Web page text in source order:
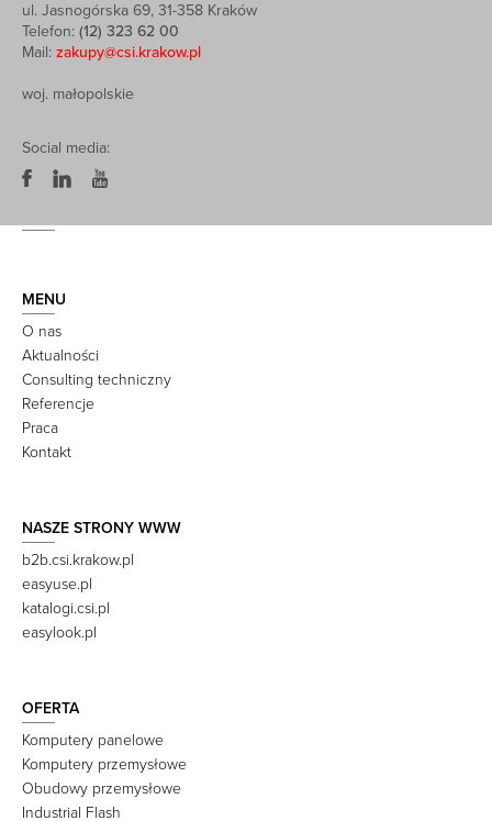
ul. Jasnogórska 69, 31-358 Kraków
Telefon: (12) 323 62 00
Mail: zakupy@csi.krakow.pl
woj. małopolskie
Social media:
MENU
O nas
Aktualności
Consulting techniczny
Referencje
Praca
Kontakt
NASZE STRONY WWW
b2b.csi.krakow.pl
easyuse.pl
katalogi.csi.pl
easylook.pl
OFERTA
Komputery panelowe
Komputery przemysłowe
Obudowy przemysłowe
Industrial Flash